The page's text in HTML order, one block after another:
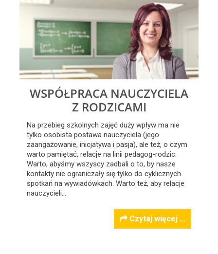
WSPÓŁPRACA NAUCZYCIELA
Z RODZICAMI
Na przebieg szkolnych zajęć duży wpływ ma nie
tylko osobista postawa nauczyciela (jego
zaangażowanie, inicjatywa i pasja), ale też, o czym
warto pamiętać, relacje na linii pedagog-rodzic.
Warto, abyśmy wszyscy zadbali o to, by nasze
kontakty nie ograniczały się tylko do cyklicznych
spotkań na wywiadówkach. Warto też, aby relacje
nauczycieli…
Czytaj więcej ...